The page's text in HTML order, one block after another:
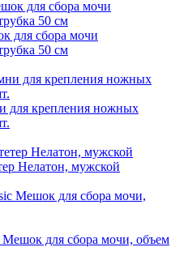
для сбора мочи
50 см
для крепления ножных
Нелатон, мужской
Мешок для сбора мочи, объем